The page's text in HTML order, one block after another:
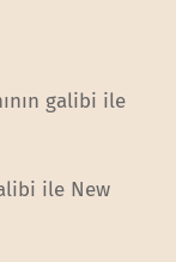
galibi ile
ile New